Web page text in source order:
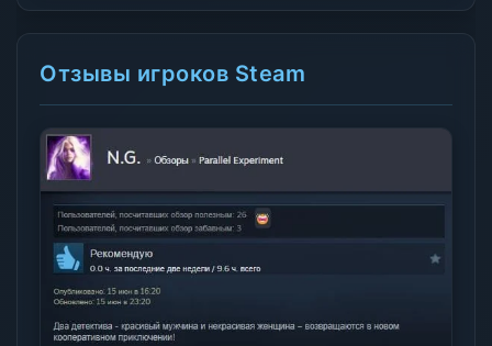
Отзывы игроков Steam